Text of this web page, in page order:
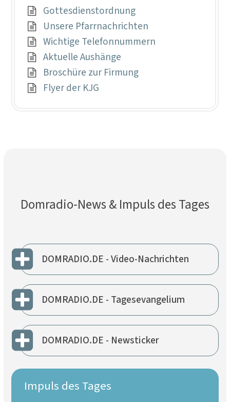
Gottesdienstordnung
Unsere Pfarrnachrichten
Wichtige Telefonnummern
Aktuelle Aushänge
Broschüre zur Firmung
Flyer der KJG
Domradio-News & Impuls des Tages
DOMRADIO.DE - Video-Nachrichten
DOMRADIO.DE - Tagesevangelium
DOMRADIO.DE - Newsticker
Impuls des Tages